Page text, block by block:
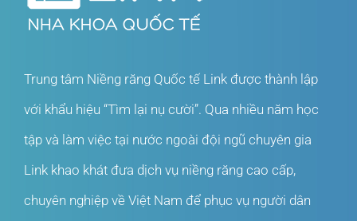
Trung tâm Niềng răng Quốc tế Link được thành lập
với khẩu hiệu “Tìm lại nụ cười”. Qua nhiều năm học
tập và làm việc tại nước ngoài đội ngũ chuyên gia
Link khao khát đưa dịch vụ niềng răng cao cấp,
chuyên nghiệp về Việt Nam để phục vụ người dân